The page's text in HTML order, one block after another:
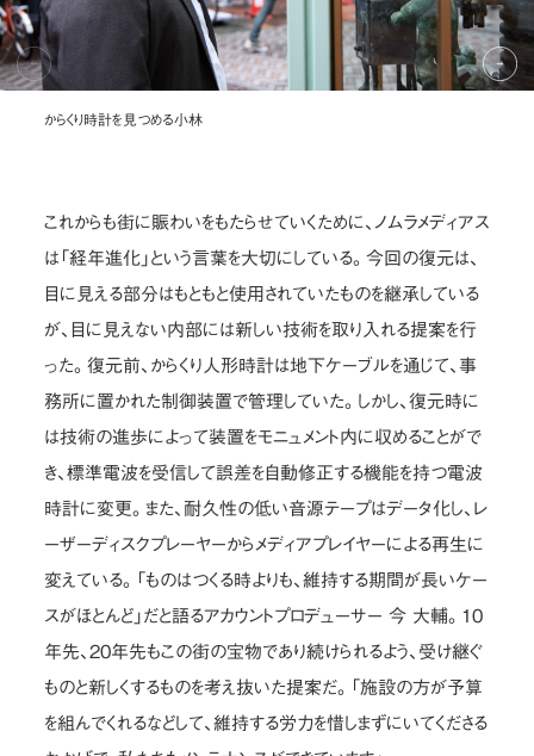
からくり時計を見つめる小林
これからも街に賑わいをもたらせていくために、ノムラメディアス
は「経年進化」という言葉を大切にしている。今回の復元は、
目に見える部分はもともと使用されていたものを継承している
が、目に見えない内部には新しい技術を取り入れる提案を行
った。復元前、からくり人形時計は地下ケーブルを通じて、事
務所に置かれた制御装置で管理していた。しかし、復元時に
は技術の進歩によって装置をモニュメント内に収めることがで
き、標準電波を受信して誤差を自動修正する機能を持つ電波
時計に変更。また、耐久性の低い音源テープはデータ化し、レ
ーザーディスクプレーヤーからメディアプレイヤーによる再生に
変えている。「ものはつくる時よりも、維持する期間が長いケー
スがほとんど」だと語るアカウントプロデューサー 今 大輔。10
年先、20年先もこの街の宝物であり続けられるよう、受け継ぐ
ものと新しくするものを考え抜いた提案だ。「施設の方が予算
を組んでくれるなどして、維持する労力を惜しまずにいてくださる